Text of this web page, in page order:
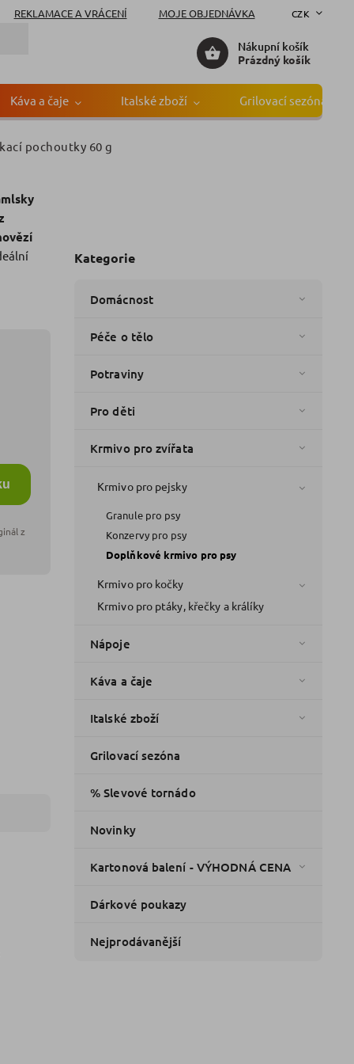
REKLAMACE A VRÁCENÍ MOJE OBJEDNÁVKA CZK
Nákupní košík
Prázdný košík
Káva a čaje Italské zboží Grilovací sezóna
pochoutky 60 g
Kategorie
Domácnost
Péče o tělo
Potraviny
Pro děti
Krmivo pro zvířata
Krmivo pro pejsky
Granule pro psy
Konzervy pro psy
Doplňkové krmivo pro psy
Krmivo pro kočky
Krmivo pro ptáky, křečky a králíky
Nápoje
Káva a čaje
Italské zboží
Grilovací sezóna
% Slevové tornádo
Novinky
Kartonová balení - VÝHODNÁ CENA
Dárkové poukazy
Nejprodávanější
Edeka